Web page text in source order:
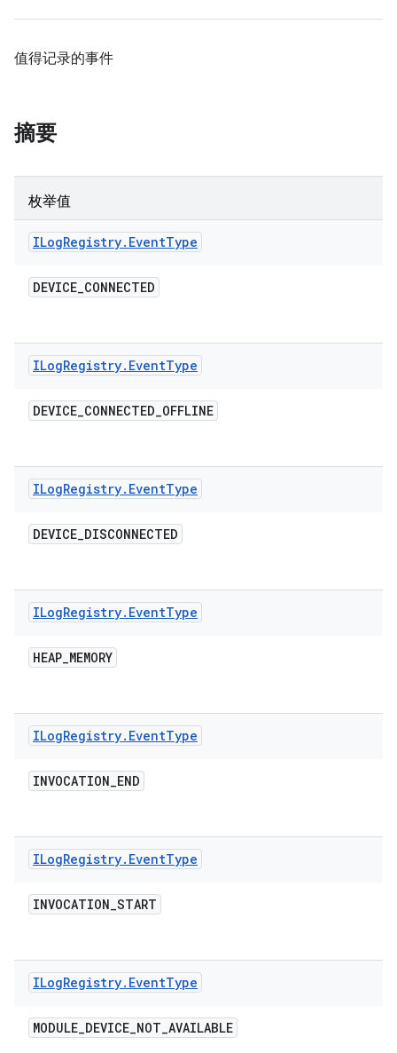
值得记录的事件
摘要
枚举值
ILogRegistry. EventType
DEVICE_CONNECTED
ILogRegistry. EventType
DEVICE_CONNECTED_OFFLINE
ILogRegistry. EventType
DEVICE_DISCONNECTED
ILogRegistry. EventType
HEAP_MEMORY
ILogRegistry. EventType
INVOCATION_END
ILogRegistry. EventType
INVOCATION_START
ILogRegistry. EventType
MODULE_DEVICE_NOT_AVAILABLE